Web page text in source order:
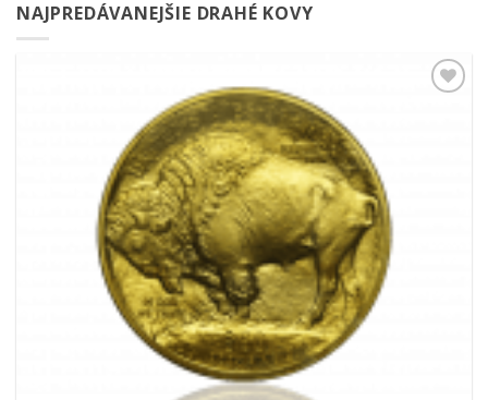
NAJPREDÁVANEJŠIE DRAHÉ KOVY